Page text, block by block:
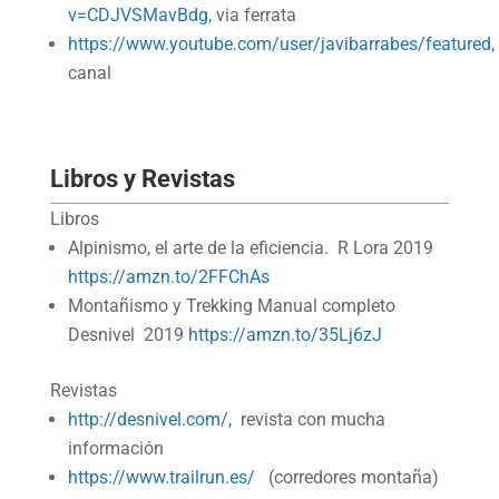
v=CDJVSMavBdg, via ferrata
https://www.youtube.com/user/javibarrabes/featured,
canal
Libros y Revistas
Libros
Alpinismo, el arte de la eficiencia. R Lora 2019
https://amzn.to/2FFChAs
Montañismo y Trekking Manual completo
Desnivel 2019 https://amzn.to/35Lj6zJ
Revistas
http://desnivel.com/, revista con mucha
información
https://www.trailrun.es/ (corredores montaña)